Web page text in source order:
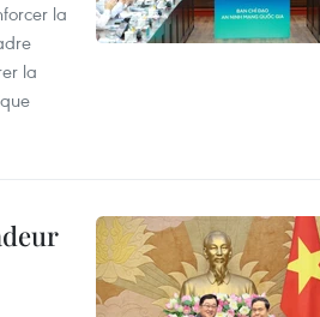
la
la